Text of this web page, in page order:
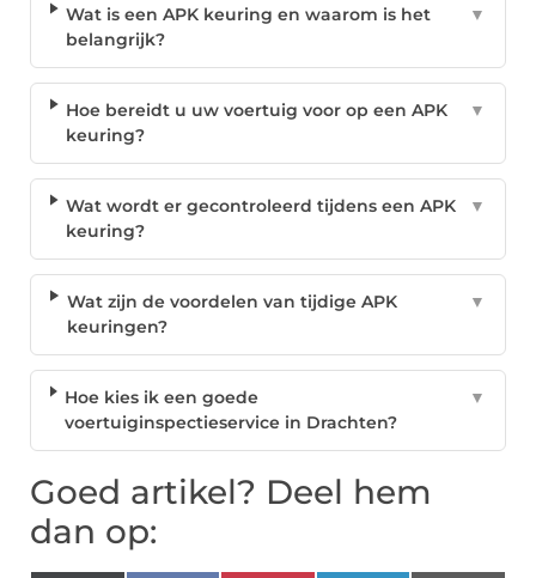
Wat is een APK keuring en waarom is het
belangrijk?
▼
Hoe bereidt u uw voertuig voor op een APK
keuring?
▼
Wat wordt er gecontroleerd tijdens een APK
keuring?
▼
Wat zijn de voordelen van tijdige APK
keuringen?
▼
Hoe kies ik een goede
voertuiginspectieservice in Drachten?
▼
Goed artikel? Deel hem
dan op: